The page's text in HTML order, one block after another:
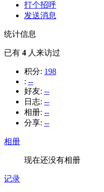
打个招呼
发送消息
统计信息
已有 4 人来访过
积分: 198
: --
好友: --
日志: --
相册: --
分享: --
相册
现在还没有相册
记录